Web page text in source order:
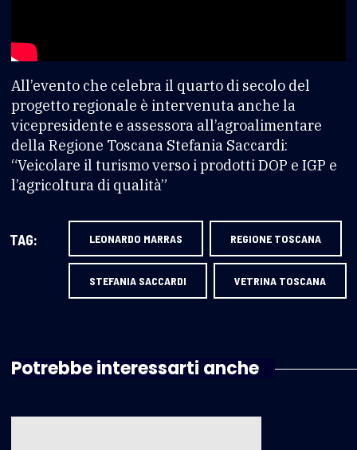
All’evento che celebra il quarto di secolo del
progetto regionale è intervenuta anche la
vicepresidente e assessora all’agroalimentare
della Regione Toscana Stefania Saccardi:
“Veicolare il turismo verso i prodotti DOP e IGP e
l’agricoltura di qualità”
TAG: LEONARDO MARRAS REGIONE TOSCANA
STEFANIA SACCARDI VETRINA TOSCANA
Potrebbe interessarti anche